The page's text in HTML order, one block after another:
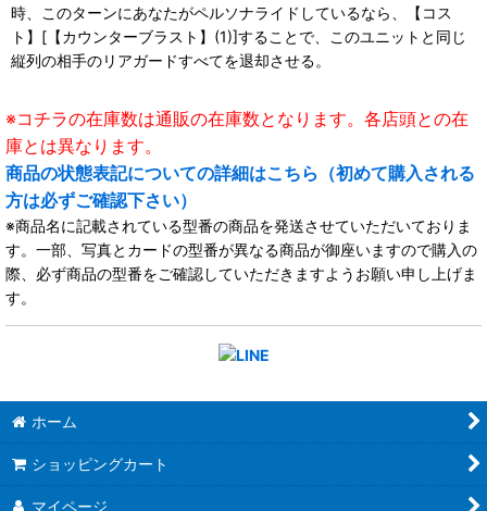
時、このターンにあなたがペルソナライドしているなら、【コス
ト】[【カウンターブラスト】(1)]することで、このユニットと同じ
縦列の相手のリアガードすべてを退却させる。
※コチラの在庫数は通販の在庫数となります。各店頭との在
庫とは異なります。
商品の状態表記についての詳細はこちら（初めて購入される
方は必ずご確認下さい）
※商品名に記載されている型番の商品を発送させていただいておりま
す。一部、写真とカードの型番が異なる商品が御座いますので購入の
際、必ず商品の型番をご確認していただきますようお願い申し上げま
す。
ホーム
ショッピングカート
マイページ